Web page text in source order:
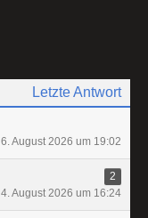
Letzte Antwort
6. August 2026 um 19:02
2
4. August 2026 um 16:24